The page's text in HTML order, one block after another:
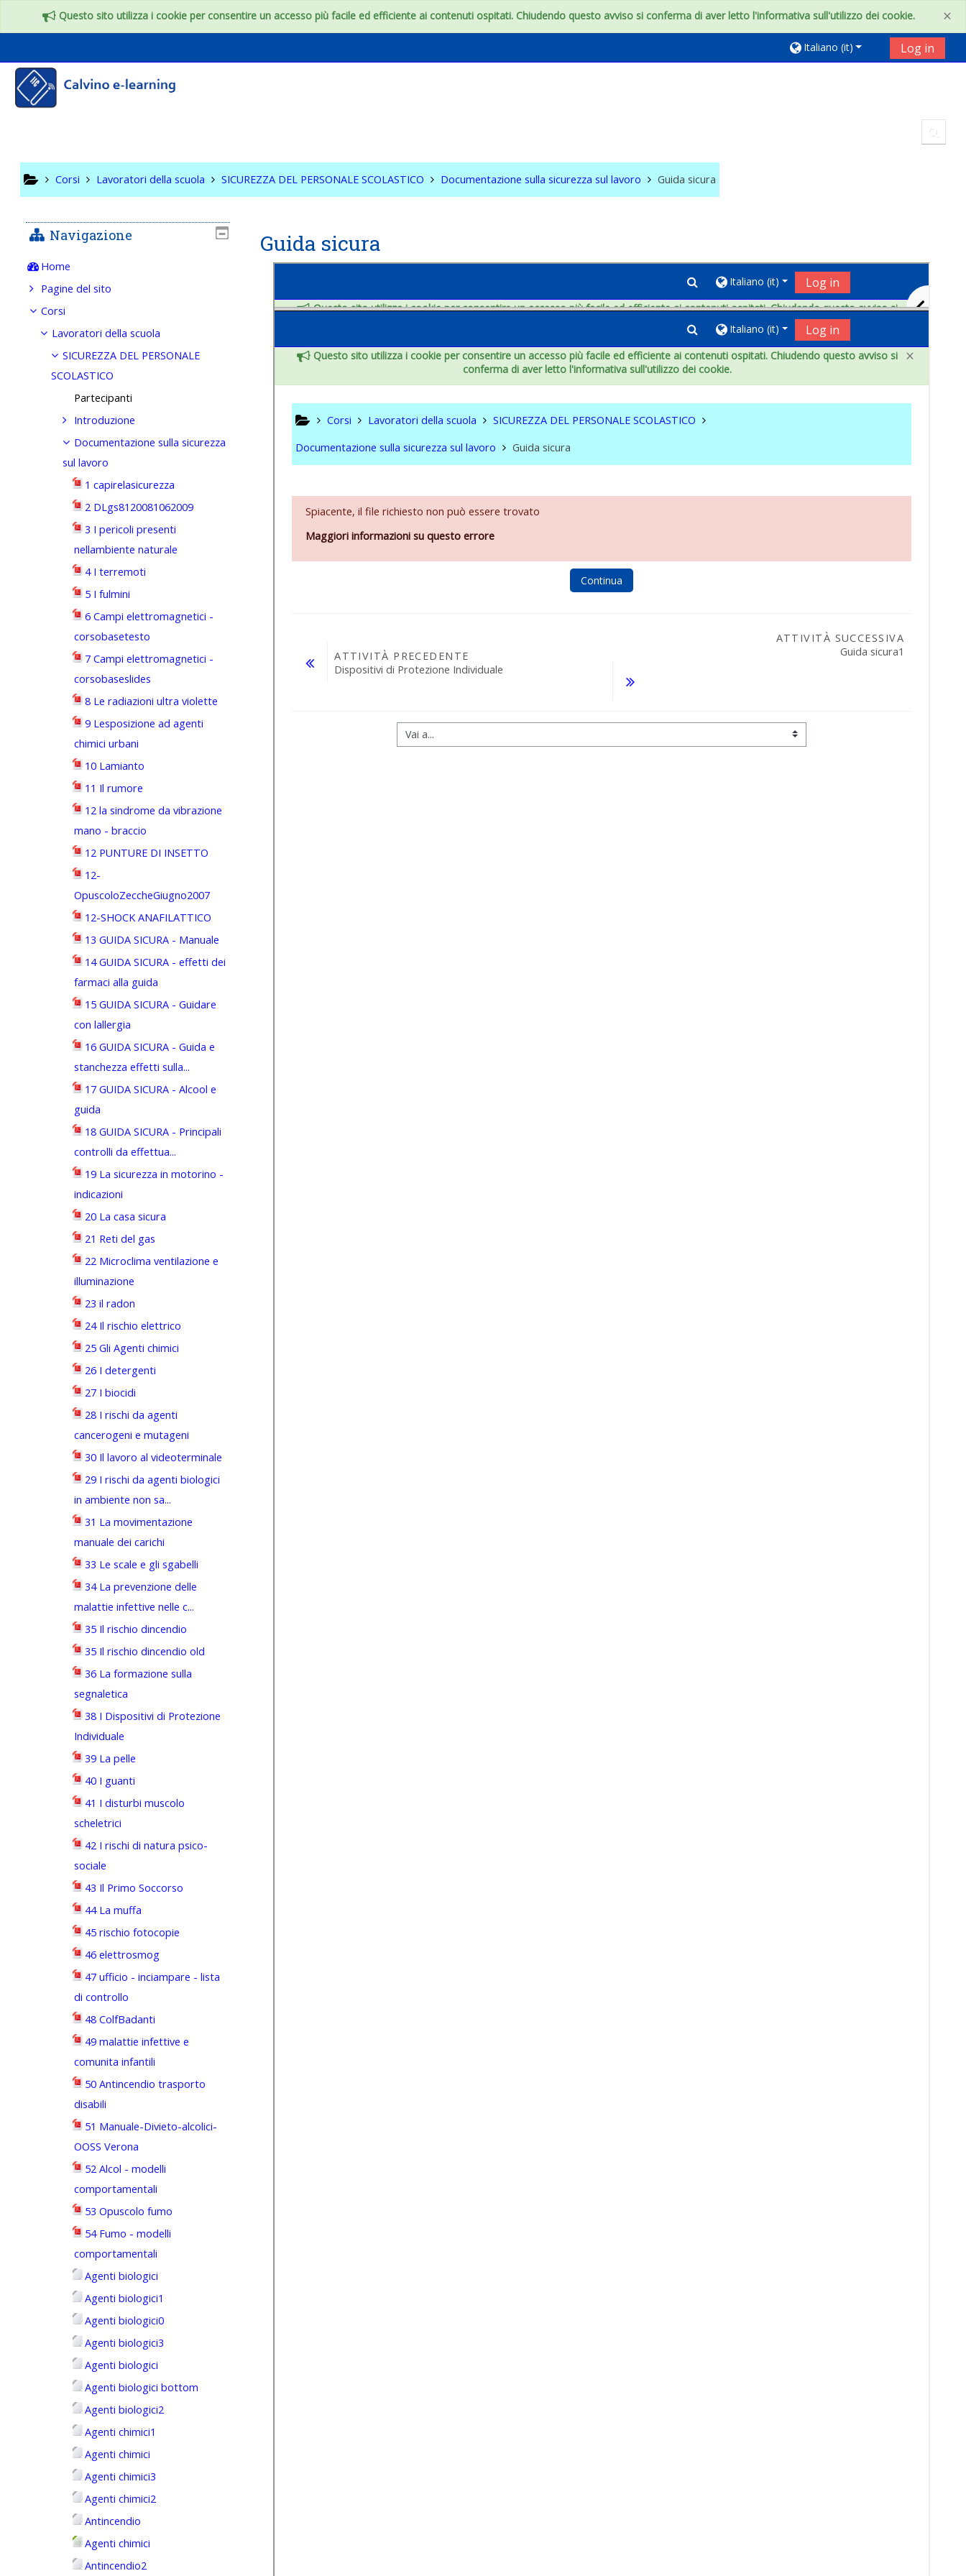
×
Questo sito utilizza i cookie per consentire un accesso più facile ed efficiente ai contenuti ospitati. Chiudendo questo avviso si conferma di aver letto l'informativa sull'utilizzo dei cookie.
Italiano ‎(it)‎ Log in
Corsi Lavoratori della scuola SICUREZZA DEL PERSONALE SCOLASTICO Documentazione sulla sicurezza sul lavoro Guida sicura
Guida sicura
Navigazione
Home
Pagine del sito
Corsi
Lavoratori della scuola
SICUREZZA DEL PERSONALE
SCOLASTICO
Partecipanti
Introduzione
Documentazione sulla sicurezza
sul lavoro
1 capirelasicurezza
2 DLgs8120081062009
3 I pericoli presenti
nellambiente naturale
4 I terremoti
5 I fulmini
6 Campi elettromagnetici -
corsobasetesto
7 Campi elettromagnetici -
corsobaseslides
8 Le radiazioni ultra violette
9 Lesposizione ad agenti
chimici urbani
10 Lamianto
11 Il rumore
12 la sindrome da vibrazione
mano - braccio
12 PUNTURE DI INSETTO
12-
OpuscoloZeccheGiugno2007
12-SHOCK ANAFILATTICO
13 GUIDA SICURA - Manuale
14 GUIDA SICURA - effetti dei
farmaci alla guida
15 GUIDA SICURA - Guidare
con lallergia
16 GUIDA SICURA - Guida e
stanchezza effetti sulla...
17 GUIDA SICURA - Alcool e
guida
18 GUIDA SICURA - Principali
controlli da effettua...
19 La sicurezza in motorino -
indicazioni
20 La casa sicura
21 Reti del gas
22 Microclima ventilazione e
illuminazione
23 il radon
24 Il rischio elettrico
25 Gli Agenti chimici
26 I detergenti
27 I biocidi
28 I rischi da agenti
cancerogeni e mutageni
30 Il lavoro al videoterminale
29 I rischi da agenti biologici
in ambiente non sa...
31 La movimentazione
manuale dei carichi
33 Le scale e gli sgabelli
34 La prevenzione delle
malattie infettive nelle c...
35 Il rischio dincendio
35 Il rischio dincendio old
36 La formazione sulla
segnaletica
38 I Dispositivi di Protezione
Individuale
39 La pelle
40 I guanti
41 I disturbi muscolo
scheletrici
42 I rischi di natura psico-
sociale
43 Il Primo Soccorso
44 La muffa
45 rischio fotocopie
46 elettrosmog
47 ufficio - inciampare - lista
di controllo
48 ColfBadanti
49 malattie infettive e
comunita infantili
50 Antincendio trasporto
disabili
51 Manuale-Divieto-alcolici-
OOSS Verona
52 Alcol - modelli
comportamentali
53 Opuscolo fumo
54 Fumo - modelli
comportamentali
Agenti biologici
Agenti biologici1
Agenti biologici0
Agenti biologici3
Agenti biologici
Agenti biologici bottom
Agenti biologici2
Agenti chimici1
Agenti chimici
Agenti chimici3
Agenti chimici2
Antincendio
Agenti chimici
Antincendio2